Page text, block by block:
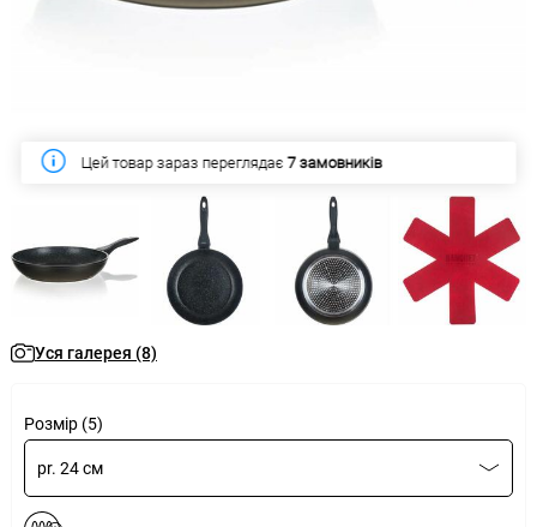
Цей товар зараз переглядає7 замовників
Уся галерея (8)
Розмір (5)
pr. 24 см